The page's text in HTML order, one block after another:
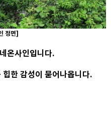
정면]
온사인입니다.
한 감성이 묻어나옵니다.